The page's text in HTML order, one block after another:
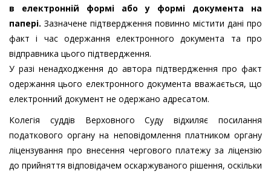
в електронній формі або у формі документа на
папері. Зазначене підтвердження повинно містити дані про
факт і час одержання електронного документа та про
відправника цього підтвердження.
У разі ненадходження до автора підтвердження про факт
одержання цього електронного документа вважається, що
електронний документ не одержано адресатом.
Колегія суддів Верховного Суду відхиляє посилання
податкового органу на неповідомлення платником органу
ліцензування про внесення чергового платежу за ліцензію
до прийняття відповідачем оскаржуваного рішення, оскільки